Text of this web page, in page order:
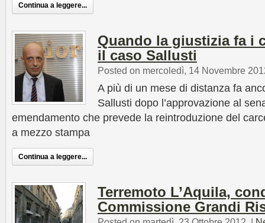
Continua a leggere...
Quando la giustizia fa i
il caso Sallusti
Posted on mercoledì, 14 Novembre
A più di un mese di distanza fa
Sallusti dopo l’approvazione al
emendamento che prevede la reintroduzione del
a mezzo stampa
Continua a leggere...
Terremoto L’Aquila,
Commissione Grandi